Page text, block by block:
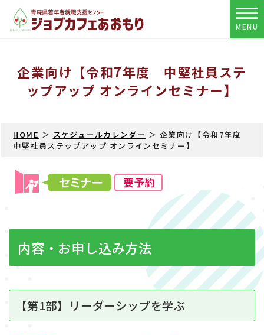
MENU
企業向け【令和7年度 中堅社員ステ
ップアップ オンラインセミナー】
HOME ＞ スケジュールカレンダー ＞ 企業向け【令和7年度
中堅社員ステップアップ オンラインセミナー】
内容・お申し込み方法
【第1部】リーダーシップを学ぶ